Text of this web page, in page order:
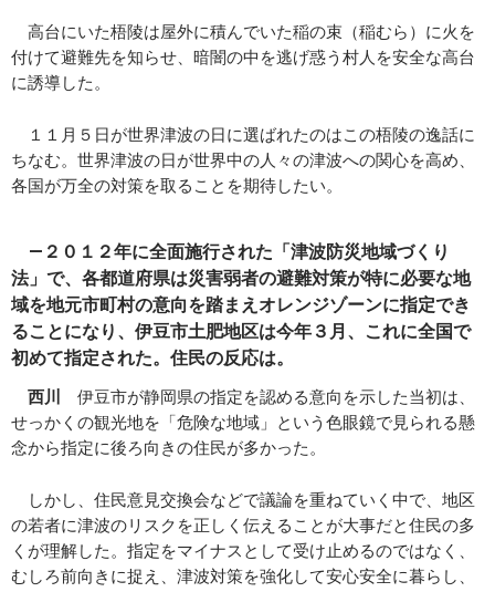
高台にいた梧陵は屋外に積んでいた稲の束（稲むら）に火を
付けて避難先を知らせ、暗闇の中を逃げ惑う村人を安全な高台
に誘導した。
１１月５日が世界津波の日に選ばれたのはこの梧陵の逸話に
ちなむ。世界津波の日が世界中の人々の津波への関心を高め、
各国が万全の対策を取ることを期待したい。
―２０１２年に全面施行された「津波防災地域づくり
法」で、各都道府県は災害弱者の避難対策が特に必要な地
域を地元市町村の意向を踏まえオレンジゾーンに指定でき
ることになり、伊豆市土肥地区は今年３月、これに全国で
初めて指定された。住民の反応は。
西川
伊豆市が静岡県の指定を認める意向を示した当初は、
せっかくの観光地を「危険な地域」という色眼鏡で見られる懸
念から指定に後ろ向きの住民が多かった。
しかし、住民意見交換会などで議論を重ねていく中で、地区
の若者に津波のリスクを正しく伝えることが大事だと住民の多
くが理解した。指定をマイナスとして受け止めるのではなく、
むしろ前向きに捉え、津波対策を強化して安心安全に暮らし、